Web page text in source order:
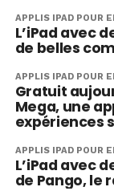
APPLIS IPAD POUR
L’iPad avec
de belles
APPLIS IPAD POUR
Gratuit
Mega, une
expériences
APPLIS IPAD POUR
L’iPad avec
de Pango, le